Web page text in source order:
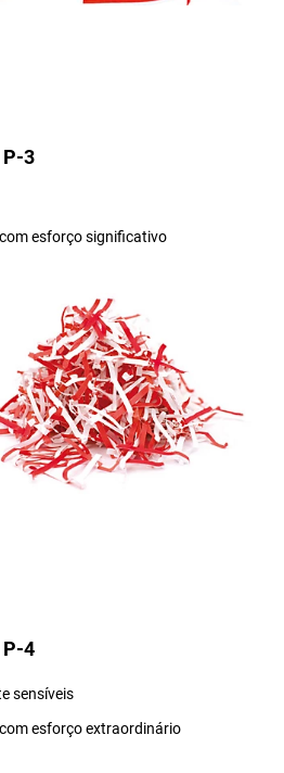
P-3
esforço significativo
P-4
sensíveis
esforço extraordinário